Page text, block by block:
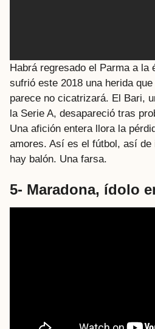
Habrá regresado el Parma a la
sufrió este 2018 una herida
parece no cicatrizará. El Bari,
la Serie A, desapareció tras
Una afición entera llora la
amores. Así es el fútbol, así de
hay balón. Una farsa.
5- Maradona, ídolo